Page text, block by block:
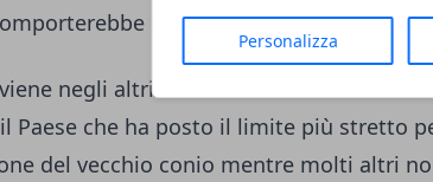
Personalizza
un significativo impegno
negli altri Paesi
il Paese che ha posto il limite più stretto
del vecchio conio mentre molti altri